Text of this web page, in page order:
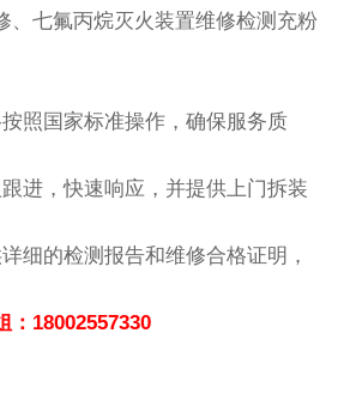
、七氟丙烷灭火装置维修检测充粉
照国家标准操作，确保服务质
进，快速响应，并提供上门拆装
细的检测报告和维修合格证明，
：18002557330